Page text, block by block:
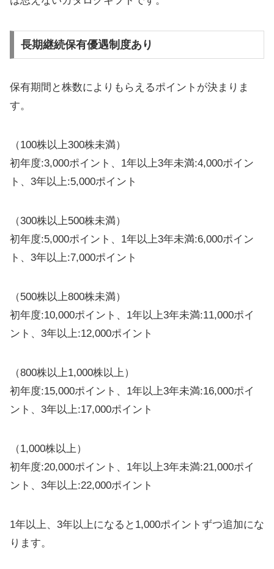
長期継続保有優遇制度あり
保有期間と株数によりもらえるポイントが決まりま
す。
（100株以上300株未満）
初年度:3,000ポイント、1年以上3年未満:4,000ポイン
ト、3年以上:5,000ポイント
（300株以上500株未満）
初年度:5,000ポイント、1年以上3年未満:6,000ポイン
ト、3年以上:7,000ポイント
（500株以上800株未満）
初年度:10,000ポイント、1年以上3年未満:11,000ポイ
ント、3年以上:12,000ポイント
（800株以上1,000株以上）
初年度:15,000ポイント、1年以上3年未満:16,000ポイ
ント、3年以上:17,000ポイント
（1,000株以上）
初年度:20,000ポイント、1年以上3年未満:21,000ポイ
ント、3年以上:22,000ポイント
1年以上、3年以上になると1,000ポイントずつ追加にな
ります。